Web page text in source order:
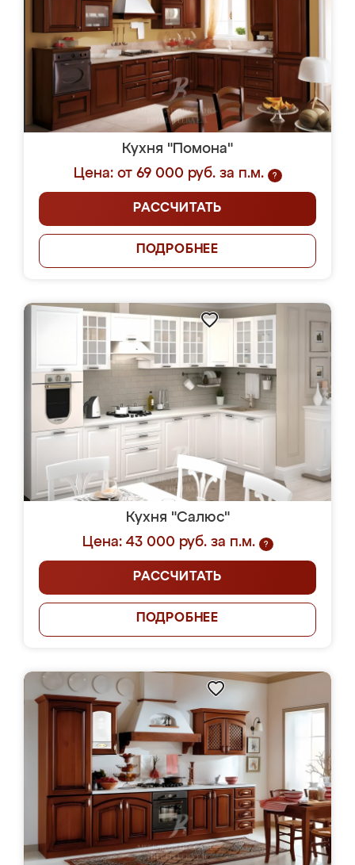
Кухня "Помона"
Цена: от 69 000 руб. за п.м.
?
РАССЧИТАТЬ
ПОДРОБНЕЕ
Кухня "Салюс"
Цена: 43 000 руб. за п.м.
?
РАССЧИТАТЬ
ПОДРОБНЕЕ